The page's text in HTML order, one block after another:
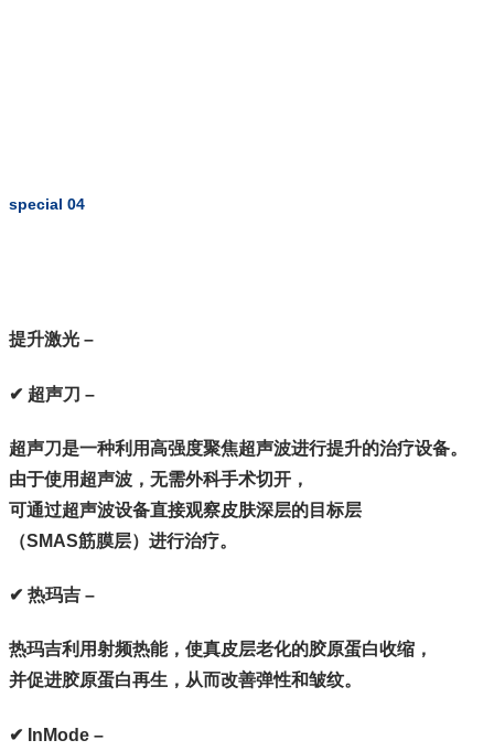
special 04
提升激光 –
✔ 超声刀 –
超声刀是一种利用高强度聚焦超声波进行提升的治疗设备。
由于使用超声波，无需外科手术切开，
可通过超声波设备直接观察皮肤深层的目标层
（SMAS筋膜层）进行治疗。
✔ 热玛吉 –
热玛吉利用射频热能，使真皮层老化的胶原蛋白收缩，
并促进胶原蛋白再生，从而改善弹性和皱纹。
✔ InMode –